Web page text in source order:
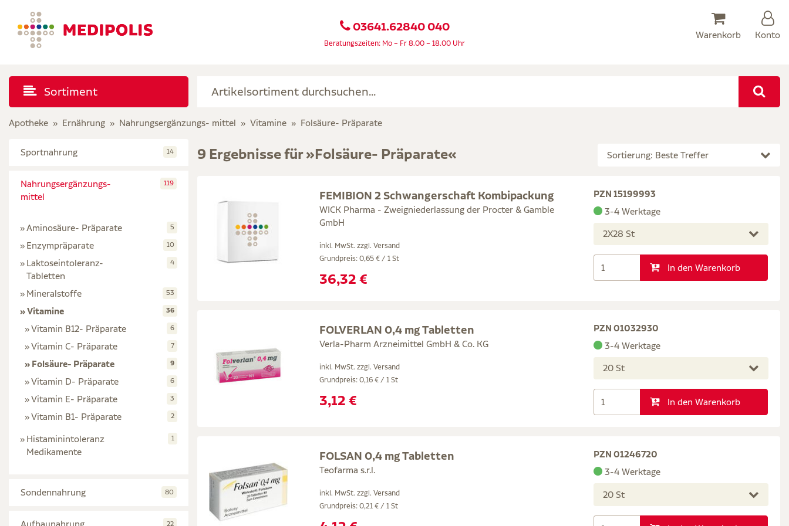
03641.62840 040
Beratungszeiten: Mo – Fr 8.00 – 18.00 Uhr
Warenkorb Konto
Sortiment
Apotheke Ernährung Nahrungsergänzungs- mittel Vitamine Folsäure- Präparate
Sportnahrung 14
Nahrungsergänzungs-
mittel
119
Aminosäure- Präparate 5
Enzympräparate 10
Laktoseintoleranz-
Tabletten
4
Mineralstoffe 53
Vitamine 36
Vitamin B12- Präparate 6
Vitamin C- Präparate 7
Folsäure- Präparate 9
Vitamin D- Präparate 6
Vitamin E- Präparate 3
Vitamin B1- Präparate 2
Histaminintoleranz
Medikamente
1
Sondennahrung 80
22
9 Ergebnisse für »Folsäure- Präparate« Sortierung: Beste Treffer
FEMIBION 2 Schwangerschaft Kombipackung
WICK Pharma - Zweigniederlassung der Procter & Gamble
GmbH
inkl. MwSt. zzgl. Versand
Grundpreis: 0,65 € / 1 St
36,32 €
PZN 15199993
3-4 Werktage
2X28 St
In den Warenkorb
FOLVERLAN 0,4 mg Tabletten
Verla-Pharm Arzneimittel GmbH & Co. KG
inkl. MwSt. zzgl. Versand
Grundpreis: 0,16 € / 1 St
3,12 €
PZN 01032930
3-4 Werktage
20 St
In den Warenkorb
FOLSAN 0,4 mg Tabletten
Teofarma s.r.l.
inkl. MwSt. zzgl. Versand
Grundpreis: 0,21 € / 1 St
PZN 01246720
3-4 Werktage
20 St